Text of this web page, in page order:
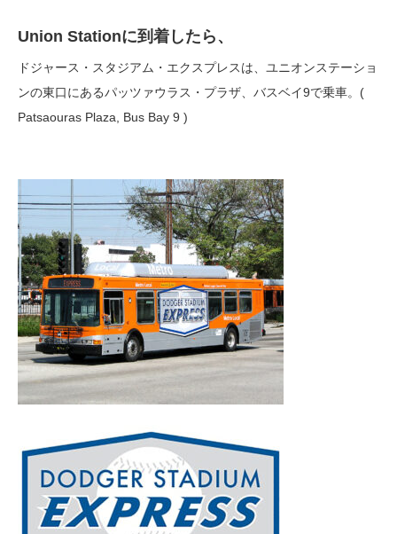
Union Stationに到着したら、
ドジャース・スタジアム・エクスプレスは、ユニオンステーショ
ンの東口にあるパッツァウラス・プラザ、バスベイ9で乗車。(
Patsaouras Plaza, Bus Bay 9 )